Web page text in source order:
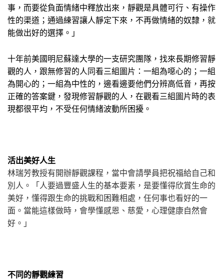
事，而要從負面情緒中釋放出來，靜觀是具體可行、有操作
性的渠道；通過練習讓人靜定下來，不再做情緒的奴隸，就
能做出好的選擇。」
十年前美國明尼蘇達大學的一支研究團隊，找來長期修習靜
觀的人，跟無修習的人同看三組圖片：一組為噁心的；一組
為開心的；一組為中性的，邊看邊要他們分辨高低音，再按
正確的答案鍵，發現修習靜觀的人，在觀看三組圖片時的表
現都很平均，不受任何情緒波動所困擾。
活出美好人生
林瑞芳教授有開辦靜觀課程，當中會請學員把祝福給自己和
別人。「人要過豐盛人生的基本要素，是要懂得欣賞生命的
美好，懂得跟生命的挑戰和困難相處，任何事也看好的一
面。當能這樣做時，會學懂感恩、慈愛，心理健康自然會
好。」
不同的靜觀練習